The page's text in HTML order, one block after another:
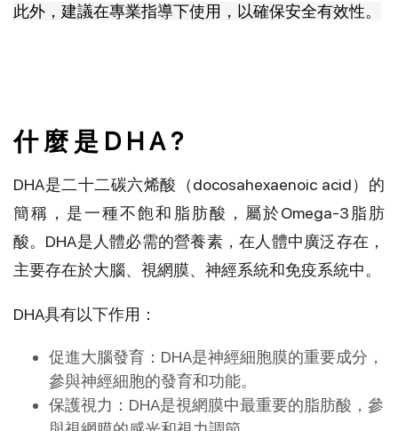
此外，建議在專業指導下使用，以確保安全有效性。
什 麼 是 D H A ?
DHA是二十二碳六烯酸（docosahexaenoic acid）的
簡稱，是一種不飽和脂肪酸，屬於Omega-3脂肪
酸。DHA是人體必需的營養素，在人體中廣泛存在，
主要存在於大腦、視網膜、神經系統和免疫系統中。
DHA具有以下作用：
促進大腦發育：DHA是神經細胞膜的重要成分，
參與神經細胞的發育和功能。
保護視力：DHA是視網膜中最重要的脂肪酸，參